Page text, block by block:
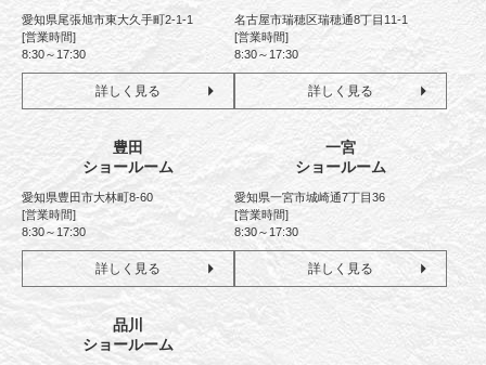
愛知県尾張旭市東大久手町2-1-1
[営業時間]
8:30～17:30
詳しく見る
名古屋市瑞穂区瑞穂通8丁目11-1
[営業時間]
8:30～17:30
詳しく見る
豊田
ショールーム
愛知県豊田市大林町8-60
[営業時間]
8:30～17:30
詳しく見る
一宮
ショールーム
愛知県一宮市城崎通7丁目36
[営業時間]
8:30～17:30
詳しく見る
品川
ショールーム